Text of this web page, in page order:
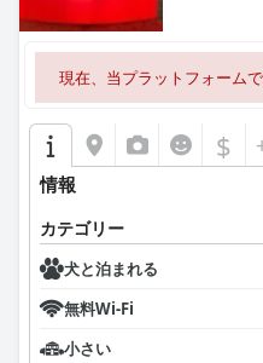
現在、当プラットフォーム
$
情報
カテゴリー
犬と泊まれる
無料Wi-Fi
小さい